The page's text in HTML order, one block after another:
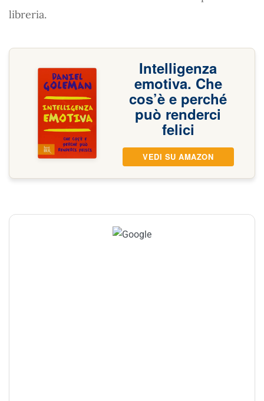
libreria.
Intelligenza
emotiva. Che
cos’è e perché
può renderci
felici
VEDI SU AMAZON